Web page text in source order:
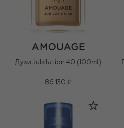
Духи Jubilation 40 (100ml)
86 130 ₽